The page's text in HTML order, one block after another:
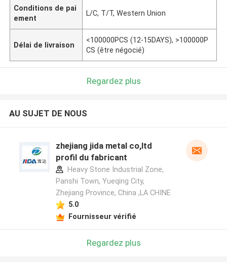
Conditions de pai
ement
L/C, T/T, Western Union
Délai de livraison
<100000PCS (12-15DAYS), >100000P
CS (être négocié)
Regardez plus
AU SUJET DE NOUS
zhejiang jida metal co,ltd
profil du fabricant
Heavy Stone Industrial Zone,
Panshi Town, Yueqing City,
Zhejiang Province, China ,LA CHINE
5.0
Fournisseur vérifié
Regardez plus